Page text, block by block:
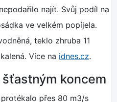
najít. Svůj podíl na
ve velkém popíjela.
teklo zhruba 11
Více na idnes.cz.
koncem
přes 80 m3/s